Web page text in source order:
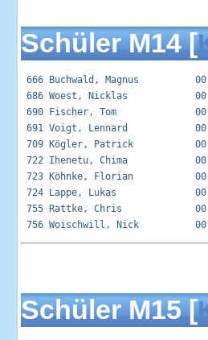
Schüler M14 [
666 Buchwald, Magnus
686 Woest, Nicklas            00
690 Fischer, Tom              00
691 Voigt, Lennard            00
709 Kögler, Patrick           00
722 Ihenetu, Chima            00
723 Köhnke, Florian           00
724 Lappe, Lukas              00
755 Rattke, Chris             00
Schüler M15 [